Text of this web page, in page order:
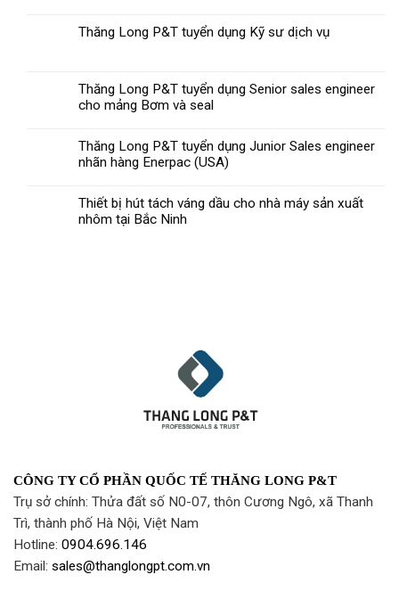
Thăng Long P&T tuyển dụng Kỹ sư dịch vụ
Thăng Long P&T tuyển dụng Senior sales engineer
cho mảng Bơm và seal
Thăng Long P&T tuyển dụng Junior Sales engineer
nhãn hàng Enerpac (USA)
Thiết bị hút tách váng dầu cho nhà máy sản xuất
nhôm tại Bắc Ninh
CÔNG TY CỔ PHẦN QUỐC TẾ THĂNG LONG P&T
Trụ sở chính: Thửa đất số N0-07, thôn Cương Ngô, xã Thanh
Trì, thành phố Hà Nội, Việt Nam
Hotline: 0904.696.146
Email: sales@thanglongpt.com.vn